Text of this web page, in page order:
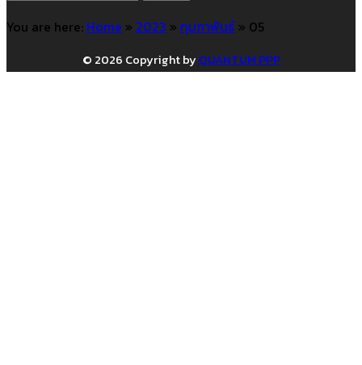
You are here: Home » 2023 » กุมภาพันธ์ » 05
© 2026 Copyright by QUANTUM PPP